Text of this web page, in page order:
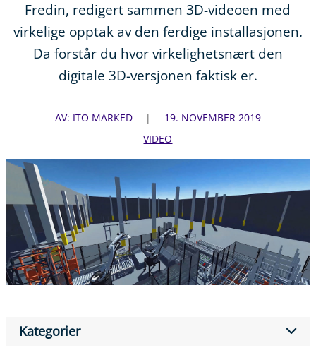
Fredin, redigert sammen 3D-videoen med
virkelige opptak av den ferdige installasjonen.
Da forstår du hvor virkelighetsnært den
digitale 3D-versjonen faktisk er.
AV: ITO MARKED
19. NOVEMBER 2019
VIDEO
Kategorier